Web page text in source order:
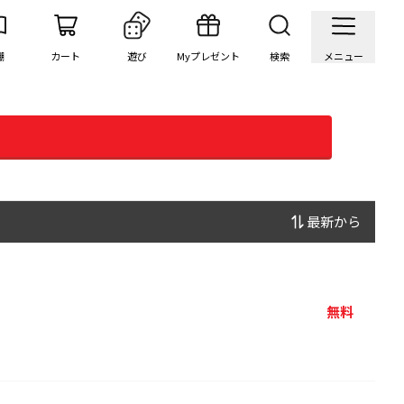
カート 遊び Myプレゼント 検索 メニュー
最新から
無料